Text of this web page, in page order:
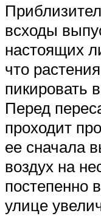
всходы
настоящих
что
пикировать
Перед
проходит
ее сначала
воздух на
постепенно
улице